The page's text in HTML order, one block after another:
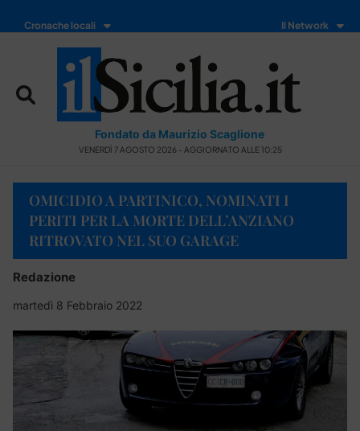
Cronache locali Il Network
Fondato da Maurizio Scaglione
VENERDÌ 7 AGOSTO 2026 - AGGIORNATO ALLE 10:25
OMICIDIO A PARTINICO, NOMINATI I
PERITI PER LA MORTE DELL’ANZIANO
RITROVATO NEL SUO GARAGE
Redazione
martedì 8 Febbraio 2022